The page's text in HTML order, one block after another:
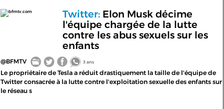
bfmtv.com Twitter:Elon Musk décime
l'équipe chargée de la lutte
contre les abus sexuels sur les
enfants
@BFMTV 3 ans
Le propriétaire de Tesla a réduit drastiquement la taille de l'équipe de
Twitter consacrée à la lutte contre l'exploitation sexuelle des enfants sur
le réseau s